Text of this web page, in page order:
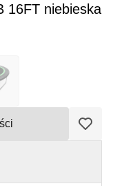
16FT niebieska